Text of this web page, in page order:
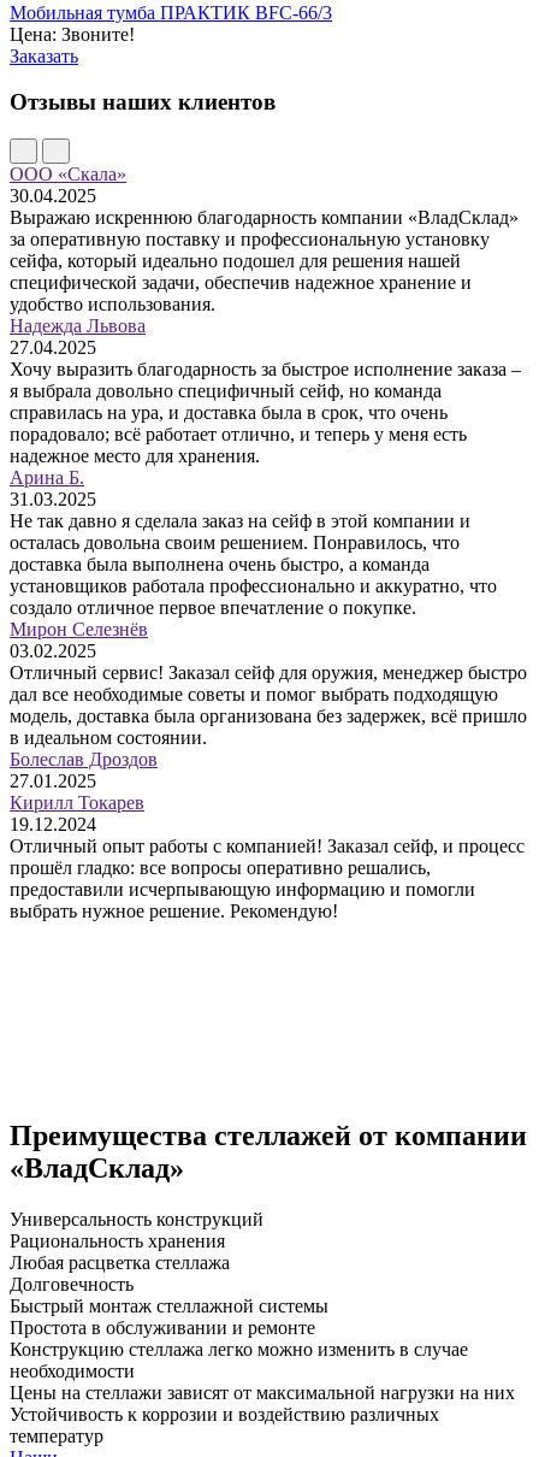
Мобильная тумба ПРАКТИК BFC-66/3
Цена: Звоните!
Заказать
Отзывы наших клиентов
ООО «Скала»
30.04.2025
Выражаю искреннюю благодарность компании «ВладСклад»
за оперативную поставку и профессиональную установку
сейфа, который идеально подошел для решения нашей
специфической задачи, обеспечив надежное хранение и
удобство использования.
Надежда Львова
27.04.2025
Хочу выразить благодарность за быстрое исполнение заказа –
я выбрала довольно специфичный сейф, но команда
справилась на ура, и доставка была в срок, что очень
порадовало; всё работает отлично, и теперь у меня есть
надежное место для хранения.
Арина Б.
31.03.2025
Не так давно я сделала заказ на сейф в этой компании и
осталась довольна своим решением. Понравилось, что
доставка была выполнена очень быстро, а команда
установщиков работала профессионально и аккуратно, что
создало отличное первое впечатление о покупке.
Мирон Селезнёв
03.02.2025
Отличный сервис! Заказал сейф для оружия, менеджер быстро
дал все необходимые советы и помог выбрать подходящую
модель, доставка была организована без задержек, всё пришло
в идеальном состоянии.
Болеслав Дроздов
27.01.2025
Кирилл Токарев
19.12.2024
Отличный опыт работы с компанией! Заказал сейф, и процесс
прошёл гладко: все вопросы оперативно решались,
предоставили исчерпывающую информацию и помогли
выбрать нужное решение. Рекомендую!
Преимущества стеллажей от компании
«ВладСклад»
Универсальность конструкций
Рациональность хранения
Любая расцветка стеллажа
Долговечность
Быстрый монтаж стеллажной системы
Простота в обслуживании и ремонте
Конструкцию стеллажа легко можно изменить в случае
необходимости
Цены на стеллажи зависят от максимальной нагрузки на них
Устойчивость к коррозии и воздействию различных
температур